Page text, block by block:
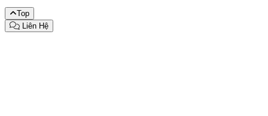
Top
Liên Hệ